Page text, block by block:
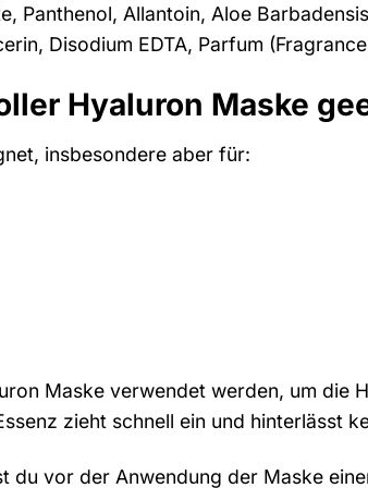
Panthenol, Allantoin, Aloe
Disodium EDTA, Parfum
Hyaluron Maske
insbesondere aber für:
Maske verwendet werden, um die
zieht schnell ein und hinterlässt
du vor der Anwendung der Maske